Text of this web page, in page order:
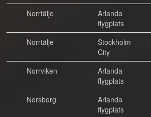
Norrtälje
Arlanda
flygplats
Norrtälje
Stockholm
City
Norrviken
Arlanda
flygplats
Norsborg
Arlanda
flygplats